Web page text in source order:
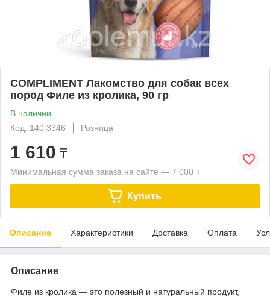
COMPLIMENT Лакомство для собак всех
пород Филе из кролика, 90 гр
В наличии
Код: 140.3346
Розница
1 610 ₸
Минимальная сумма заказа на сайте — 7 000 ₸
Купить
Описание Характеристики Доставка Оплата
Описание
Филе из кролика — это полезный и натуральный продукт,